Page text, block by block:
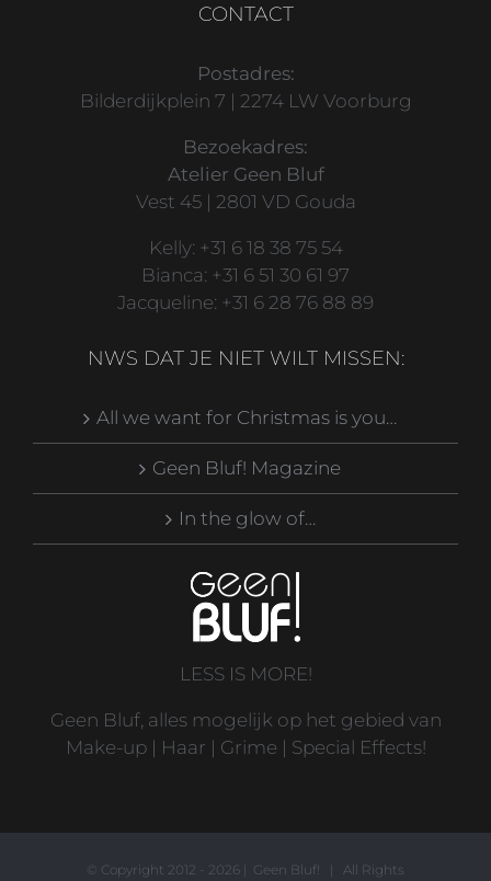
CONTACT
Postadres:
Bilderdijkplein 7 | 2274 LW Voorburg
Bezoekadres:
Atelier Geen Bluf
Vest 45 | 2801 VD Gouda
Kelly: +31 6 18 38 75 54
Bianca: +31 6 51 30 61 97
Jacqueline: +31 6 28 76 88 89
NWS DAT JE NIET WILT MISSEN:
All we want for Christmas is you…
Geen Bluf! Magazine
In the glow of…
LESS IS MORE!
Geen Bluf, alles mogelijk op het gebied van
Make-up | Haar | Grime | Special Effects!
© Copyright 2012 - 2026 | Geen Bluf! | All Rights